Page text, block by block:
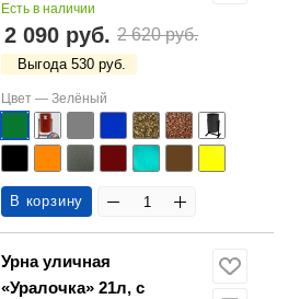
Есть в наличии
2 090 руб. 2 620 руб.
Выгода 530 руб.
Цвет — Зелёный
В корзину
Урна уличная
«Уралочка» 21л, с